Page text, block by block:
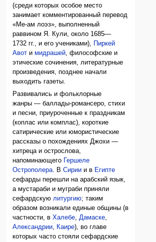
(среди которых особое место
занимает комментированный перевод
«Ме-ам лоэз», выполненный
раввином Я. Кули, около 1685—
1732 гг., и его учениками),
Пиркей
Авот имидрашей, философские и
этические сочинения, литературные
произведения, позднее начали
выходить газеты.
Развивались и фольклорные
жанры — баллады-романсеро, стихи
и песни, приуроченные к праздникам
(коплас или комплас), короткие
сатирические или юмористические
рассказы о похождениях Джохи —
хитреца и острослова,
напоминающего
Гершеле
Острополера. ВСирии и в Египте
сефарды перешли на арабский язык,
а мустараби и муграби приняли
сефардскуюлитургию; таким
образом возникали единые общины (в
частности, вХалебе,Дамаске,
Александрии, Каире), во главе
которых часто стояли сефардские